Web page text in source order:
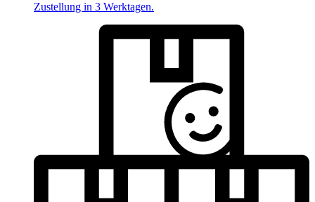
Zustellung in 3 Werktagen.